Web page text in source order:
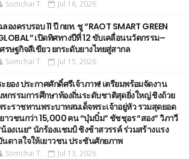
Somchai T. Jul 16, 2026
องครบรอบ 11 ปี กยท. ชู “RAOT SMART GREEN
เปิดทิศทางปีที่ 12 ขับเคลื่อนนวัตกรรม–
ศรษฐกิจสีเขียว ยกระดับยางไทยสู่สากล
Somchai T. Jul 15, 2026
ยอง ประกาศศักดิ์ศรีเจ้าภาพ! เตรียมพร้อมจัดงาน
หกรรมการศึกษาท้องถิ่นระดับชาติสุดยิ่งใหญ่ ชิงถ้วย
ะราชทานพระบาทสมเด็จพระเจ้าอยู่หัว รวมสุดยอด
ยาวชนกว่า 15,000 คน “บุ๋มบิ๋ม” ชัชชุอร “สอง” วิภาวี
องเนย“ นักร้องแชมป์ ชิงช้าสวรรค์ ร่วมสร้างแรง
ดาลใจให้เยาวชน ประชันศักยภาพ
Somchai T. Jul 13, 2026